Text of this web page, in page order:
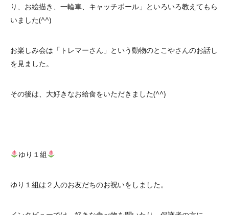
り、お絵描き、一輪車、キャッチボール」といろいろ教えてもら
いました(^^)
お楽しみ会は「トレマーさん」という動物のとこやさんのお話し
を見ました。
その後は、大好きなお給食をいただきました(^^)
ゆり１組
ゆり１組は２人のお友だちのお祝いをしました。